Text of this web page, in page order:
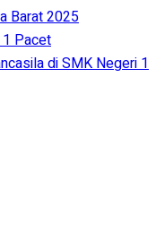
Barat 2025
1 Pacet
di SMK Negeri 1